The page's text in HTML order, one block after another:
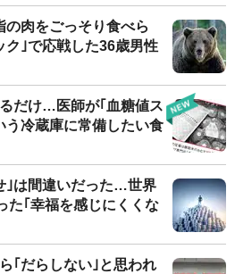
の肉をごっそり食べら
｣で応戦した36歳男性
だけ…医師が｢血糖値ス
う冷蔵庫に常備したい食
｣は間違いだった…世界
た｢幸福を感じにくくな
｢だらしない｣と思われ